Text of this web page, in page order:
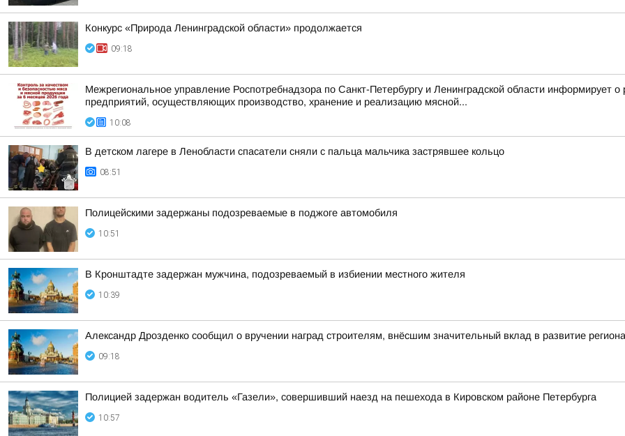
Конкурс «Природа Ленинградской области» продолжается
09:18
Межрегиональное управление Роспотребнадзора по Санкт-Петербургу и Ленинградской области информирует
предприятий, осуществляющих производство, хранение и реализацию мясной...
10:08
В детском лагере в Ленобласти спасатели сняли с пальца мальчика застрявшее кольцо
08:51
Полицейскими задержаны подозреваемые в поджоге автомобиля
10:51
В Кронштадте задержан мужчина, подозреваемый в избиении местного жителя
10:39
Александр Дрозденко сообщил о вручении наград строителям, внёсшим значительный вклад в развитие региона
09:18
Полицией задержан водитель «Газели», совершивший наезд на пешехода в Кировском районе Петербурга
10:57